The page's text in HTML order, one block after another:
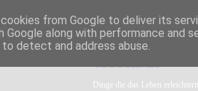
Dinge die das Leben
from Google to deliver its
Google along with performance and
detect and address abuse.